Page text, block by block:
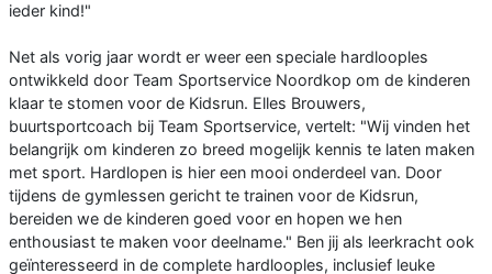
ieder kind!"
Net als vorig jaar wordt er weer een speciale hardlooples
ontwikkeld door Team Sportservice Noordkop om de kinderen
klaar te stomen voor de Kidsrun. Elles Brouwers,
buurtsportcoach bij Team Sportservice, vertelt: "Wij vinden het
belangrijk om kinderen zo breed mogelijk kennis te laten maken
met sport. Hardlopen is hier een mooi onderdeel van. Door
tijdens de gymlessen gericht te trainen voor de Kidsrun,
bereiden we de kinderen goed voor en hopen we hen
enthousiast te maken voor deelname." Ben jij als leerkracht ook
geïnteresseerd in de complete hardlooples, inclusief leuke